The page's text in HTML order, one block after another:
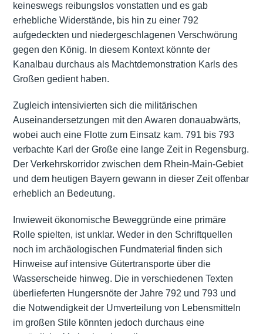
keineswegs reibungslos vonstatten und es gab
erhebliche Widerstände, bis hin zu einer 792
aufgedeckten und niedergeschlagenen Verschwörung
gegen den König. In diesem Kontext könnte der
Kanalbau durchaus als Machtdemonstration Karls des
Großen gedient haben.
Zugleich intensivierten sich die militärischen
Auseinandersetzungen mit den Awaren donauabwärts,
wobei auch eine Flotte zum Einsatz kam. 791 bis 793
verbachte Karl der Große eine lange Zeit in Regensburg.
Der Verkehrskorridor zwischen dem Rhein-Main-Gebiet
und dem heutigen Bayern gewann in dieser Zeit offenbar
erheblich an Bedeutung.
Inwieweit ökonomische Beweggründe eine primäre
Rolle spielten, ist unklar. Weder in den Schriftquellen
noch im archäologischen Fundmaterial finden sich
Hinweise auf intensive Gütertransporte über die
Wasserscheide hinweg. Die in verschiedenen Texten
überlieferten Hungersnöte der Jahre 792 und 793 und
die Notwendigkeit der Umverteilung von Lebensmitteln
im großen Stile könnten jedoch durchaus eine